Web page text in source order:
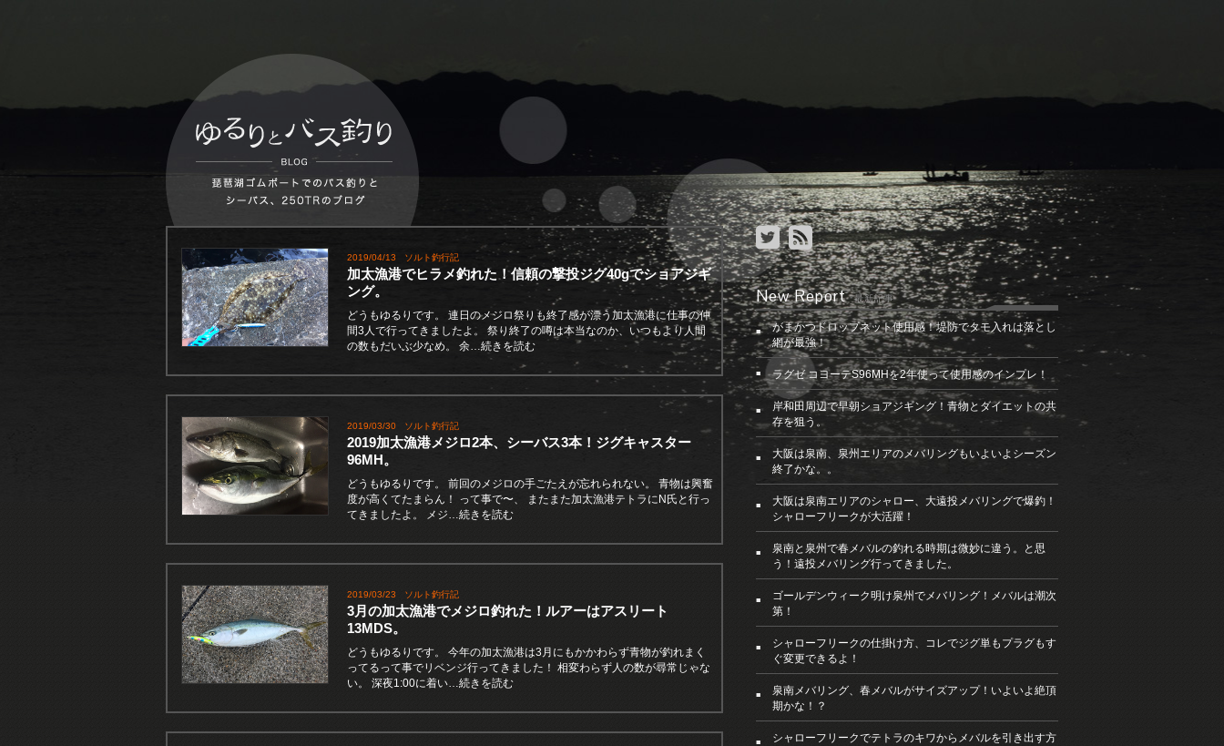
2019/04/13 ソルト釣行記
加太漁港でヒラメ釣れた！信頼の撃投ジグ40gでショアジギ
ング。
どうもゆるりです。 連日のメジロ祭りも終了感が漂う加太漁港に仕事の仲
間3人で行ってきましたよ。 祭り終了の噂は本当なのか、いつもより人間
の数もだいぶ少なめ。 余…続きを読む
2019/03/30 ソルト釣行記
2019加太漁港メジロ2本、シーバス3本！ジグキャスター
96MH。
どうもゆるりです。 前回のメジロの手ごたえが忘れられない。 青物は興奮
度が高くてたまらん！ って事で〜、 またまた加太漁港テトラにN氏と行っ
てきましたよ。 メジ…続きを読む
2019/03/23 ソルト釣行記
3月の加太漁港でメジロ釣れた！ルアーはアスリート
13MDS。
どうもゆるりです。 今年の加太漁港は3月にもかかわらず青物が釣れまく
ってるって事でリベンジ行ってきました！ 相変わらず人の数が尋常じゃな
い。 深夜1:00に着い…続きを読む
New Report 最新記事
がまかつドロップネット使用感！堤防でタモ入れは落とし
網が最強！
ラグゼ コヨーテS96MHを2年使って使用感のインプレ！
岸和田周辺で早朝ショアジギング！青物とダイエットの共
存を狙う。
大阪は泉南、泉州エリアのメバリングもいよいよシーズン
終了かな。。
大阪は泉南エリアのシャロー、大遠投メバリングで爆釣！
シャローフリークが大活躍！
泉南と泉州で春メバルの釣れる時期は微妙に違う。と思
う！遠投メバリング行ってきました。
ゴールデンウィーク明け泉州でメバリング！メバルは潮次
第！
シャローフリークの仕掛け方、コレでジグ単もプラグもす
ぐ変更できるよ！
泉南メバリング、春メバルがサイズアップ！いよいよ絶頂
期かな！？
シャローフリークでテトラのキワからメバルを引き出す方